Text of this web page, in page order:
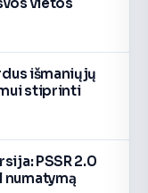
išmaniųjų
stiprinti
PSSR 2.0
numatymą